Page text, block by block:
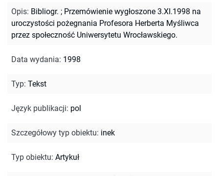
Opis: Bibliogr. ; Przemówienie wygłoszone 3.XI.1998 na
uroczystości pożegnania Profesora Herberta Myśliwca
przez społeczność Uniwersytetu Wrocławskiego.
Data wydania: 1998
Typ: Tekst
Język publikacji: pol
Szczegółowy typ obiektu: inek
Typ obiektu: Artykuł